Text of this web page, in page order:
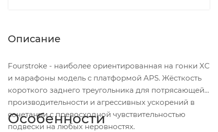
Описание
Fourstroke - наиболее ориентированная на гонки XC
и марафоны модель с платформой APS. Жёсткость
короткого заднего треугольника для потрясающей
производительности и агрессивных ускорений в
сочетании с превосходной чувствительностью
подвески на любых неровностях.
Особенности